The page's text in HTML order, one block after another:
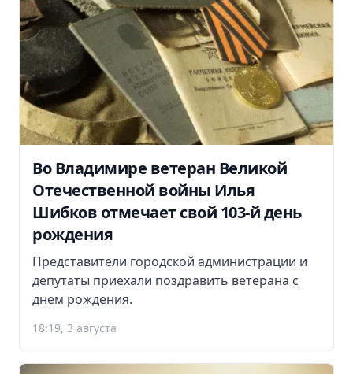
Во Владимире ветеран Великой
Отечественной войны Илья
Шибков отмечает свой 103-й день
рождения
Представители городской администрации и
депутаты приехали поздравить ветерана с
днем рождения.
18:19, 3 августа